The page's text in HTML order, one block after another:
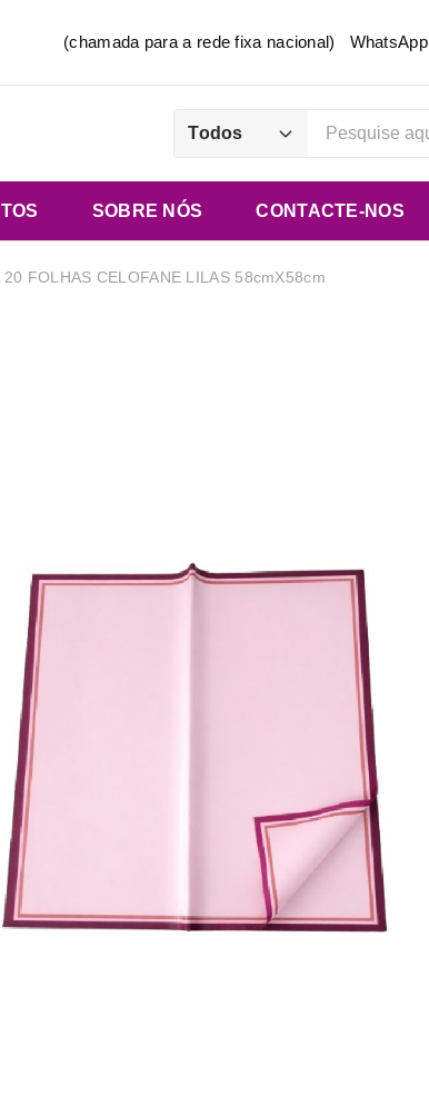
(chamada para a rede fixa nacional) WhatsApp
Todos
SOBRE NÓS CONTACTE-NOS
20 FOLHAS CELOFANE LILAS 58cmX58cm